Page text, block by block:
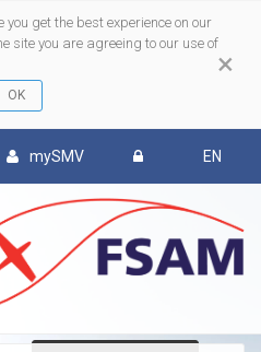
×
get the best experience on our
site you are agreeing to our use of
mySMV EN